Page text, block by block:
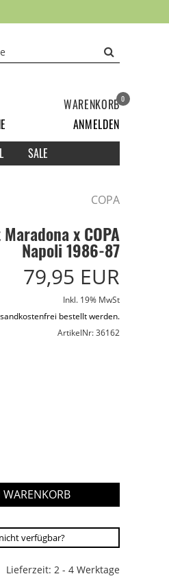
SALE
WARENKORB0
ANMELDEN
COPA
x COPA
Napoli 1986-87
79,95 EUR
Inkl. 19% MwSt
bestellt werden.
ArtikelNr: 36162
verfügbar?
Lieferzeit: 2 - 4 Werktage